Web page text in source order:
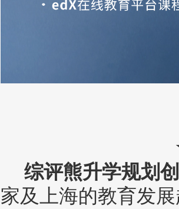
综评熊升学规划
家及上海的教育发